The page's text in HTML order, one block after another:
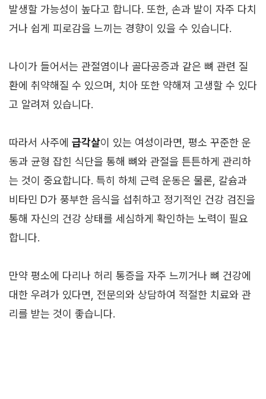
발생할 가능성이 높다고 합니다. 또한, 손과 발이 자주 다치
거나 쉽게 피로감을 느끼는 경향이 있을 수 있습니다.
나이가 들어서는 관절염이나 골다공증과 같은 뼈 관련 질
환에 취약해질 수 있으며, 치아 또한 약해져 고생할 수 있다
고 알려져 있습니다.
따라서 사주에 급각살이 있는 여성이라면, 평소 꾸준한 운
동과 균형 잡힌 식단을 통해 뼈와 관절을 튼튼하게 관리하
는 것이 중요합니다. 특히 하체 근력 운동은 물론, 칼슘과
비타민 D가 풍부한 음식을 섭취하고 정기적인 건강 검진을
통해 자신의 건강 상태를 세심하게 확인하는 노력이 필요
합니다.
만약 평소에 다리나 허리 통증을 자주 느끼거나 뼈 건강에
대한 우려가 있다면, 전문의와 상담하여 적절한 치료와 관
리를 받는 것이 좋습니다.